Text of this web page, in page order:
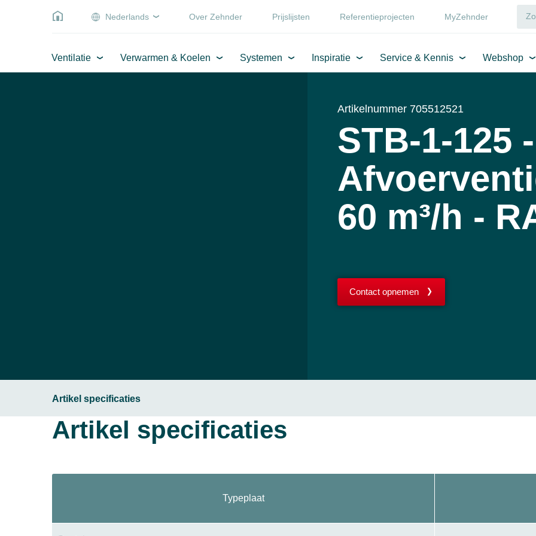
Nederlands Over Zehnder Prijslijsten Referentieprojecten MyZehnder
Ventilatie Verwarmen & Koelen Systemen Inspiratie Service & Kennis Webshop
Artikelnummer 705512521
STB-1-125 -
60 m³/h -
Contact opnemen
Artikel specificaties
Artikel specificaties
Typeplaat